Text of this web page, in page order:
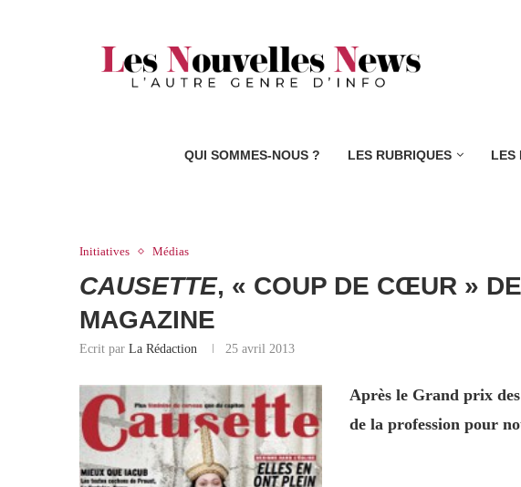
QUI SOMMES-NOUS ? LES RUBRIQUES LES
Initiatives Médias
CAUSETTE, « COUP DE CŒUR »
MAGAZINE
Ecrit par La Rédaction 25 avril 2013
Après le Grand prix
de la profession pour